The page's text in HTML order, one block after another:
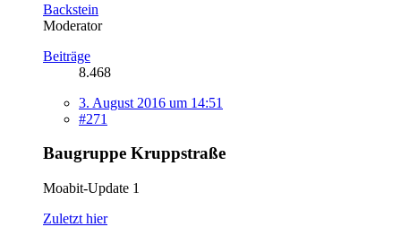
Backstein
Moderator
Beiträge
8.468
3. August 2016 um 14:51
#271
Baugruppe Kruppstraße
Moabit-Update 1
Zuletzt hier